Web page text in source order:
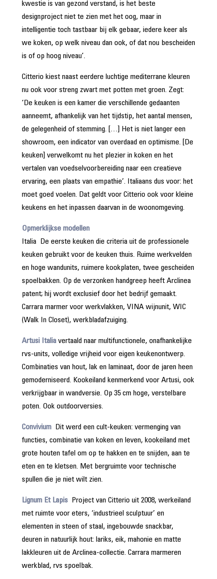
kwestie is van gezond verstand, is het beste
designproject niet te zien met het oog, maar in
intelligentie toch tastbaar bij elk gebaar, iedere keer als
we koken, op welk niveau dan ook, of dat nou bescheiden
is of op hoog niveau’.
Citterio kiest naast eerdere luchtige mediterrane kleuren
nu ook voor streng zwart met potten met groen. Zegt:
‘De keuken is een kamer die verschillende gedaanten
aanneemt, afhankelijk van het tijdstip, het aantal mensen,
de gelegenheid of stemming. […] Het is niet langer een
showroom, een indicator van overdaad en optimisme. [De
keuken] verwelkomt nu het plezier in koken en het
vertalen van voedselvoorbereiding naar een creatieve
ervaring, een plaats van empathie’. Italiaans dus voor: het
moet goed voelen. Dat geldt voor Citterio ook voor kleine
keukens en het inpassen daarvan in de woon­omgeving.
Opmerklijkse modellen
Italia De eerste keuken die criteria uit de professionele
keuken gebruikt voor de keuken thuis. Ruime werkvelden
en hoge wandunits, ruimere kookplaten, twee gescheiden
spoelbakken. Op de verzonken handgreep heeft Arclinea
patent; hij wordt exclusief door het bedrijf gemaakt.
Carrara marmer voor werkvlakken, VINA wijnunit, WIC
(Walk In Closet), werkbladafzuiging.
Artusi Italiavertaald naar multifunctionele, onafhankelijke
rvs-units, volledige vrijheid voor eigen keukenontwerp.
Combinaties van hout, lak en laminaat, door de jaren heen
gemoderniseerd. Kookeiland kenmerkend voor Artusi, ook
verkrijgbaar in wandversie. Op 35 cm hoge, verstelbare
poten. Ook outdoorversies.
ConviviumDit werd een cult-keuken: vermenging van
functies, combinatie van koken en leven, kookeiland met
grote houten tafel om op te hakken en te snijden, aan te
eten en te kletsen. Met bergruimte voor technische
spullen die je niet wilt zien.
Lignum Et LapisProject van Citterio uit 2008, werkeiland
met ruimte voor eters, ‘industrieel sculptuur’ en
elementen in steen of staal, ingebouwde snackbar,
deuren in natuurlijk hout: lariks, eik, mahonie en matte
lakkleuren uit de Arclinea-collectie. Carrara marmeren
werkblad, rvs spoelbak.